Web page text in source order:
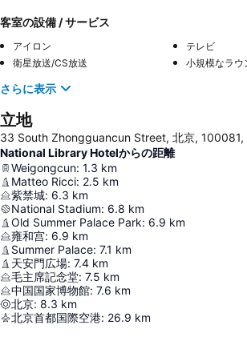
客室の設備 / サービス
アイロン
テレビ
衛星放送/CS放送
小規模なラウ
さらに表示
立地
33 South Zhongguancun Street, 北京, 100081,
National Library Hotelからの距離
Weigongcun: 1.3 km
Matteo Ricci: 2.5 km
紫禁城: 6.3 km
National Stadium: 6.8 km
Old Summer Palace Park: 6.9 km
雍和宫: 6.9 km
Summer Palace: 7.1 km
天安門広場: 7.4 km
毛主席記念堂: 7.5 km
中国国家博物館: 7.6 km
北京: 8.3 km
北京首都国際空港: 26.9 km